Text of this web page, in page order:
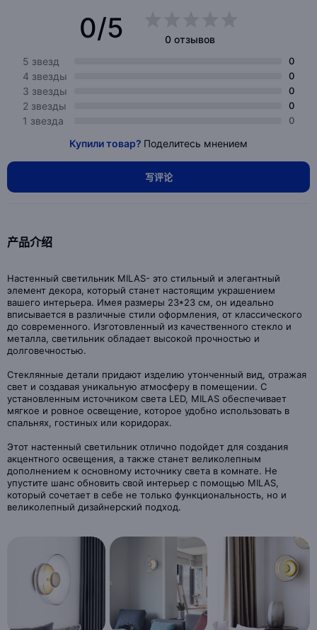
0/5
0 отзывов
5 звезд
0
4 звезды 0
3 звезды 0
2 звезды 0
1 звезда 0
Купили товар? Поделитесь мнением
写评论
产品介绍
Настенный светильник MILAS- это стильный и элегантный
элемент декора, который станет настоящим украшением
вашего интерьера. Имея размеры 23*23 см, он идеально
вписывается в различные стили оформления, от классического
до современного. Изготовленный из качественного стекло и
металла, светильник обладает высокой прочностью и
долговечностью.
Стеклянные детали придают изделию утонченный вид, отражая
свет и создавая уникальную атмосферу в помещении. С
установленным источником света LED, MILAS обеспечивает
мягкое и ровное освещение, которое удобно использовать в
спальнях, гостиных или коридорах.
Этот настенный светильник отлично подойдет для создания
акцентного освещения, а также станет великолепным
дополнением к основному источнику света в комнате. Не
упустите шанс обновить свой интерьер с помощью MILAS,
который сочетает в себе не только функциональность, но и
великолепный дизайнерский подход.